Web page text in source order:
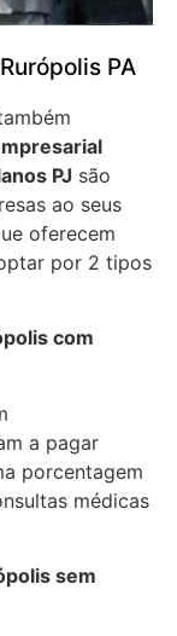
PA
PJ são
ao seus
oferecem
por 2 tipos
com
a pagar
porcentagem
médicas
sem